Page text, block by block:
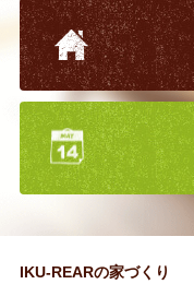
IKU-REARの家づくり